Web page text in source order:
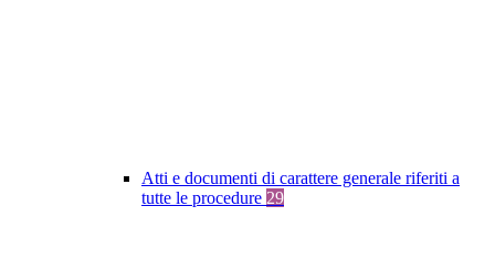
Atti e documenti di carattere generale riferiti a
tutte le procedure 29